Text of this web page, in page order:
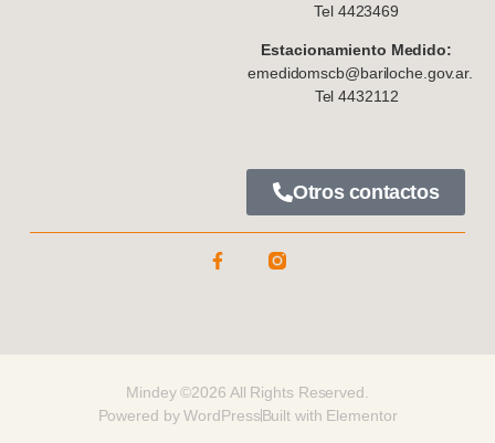
Tel 4423469
Estacionamiento Medido:
emedidomscb@bariloche.gov.ar.
Tel 4432112
Otros contactos
Mindey ©2026 All Rights Reserved.
Powered by WordPressBuilt with Elementor